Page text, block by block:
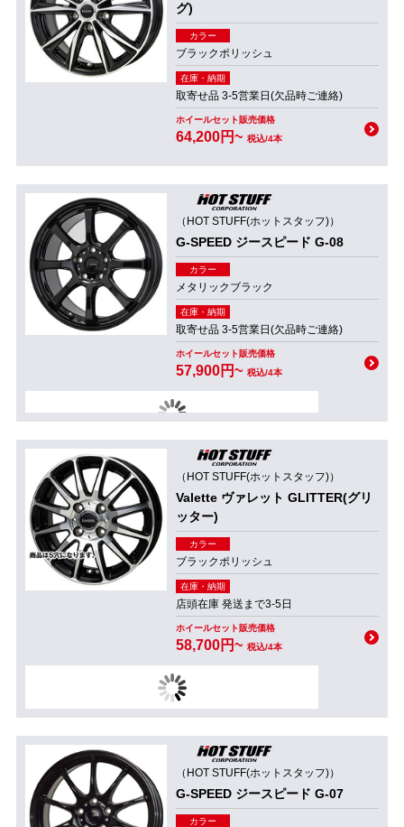
グ)
カラー
ブラックポリッシュ
在庫・納期
取寄せ品 3-5営業日(欠品時ご連絡)
ホイールセット販売価格
64,200円~ 税込/4本
（HOT STUFF(ホットスタッフ)）
G-SPEED ジースピード G-08
カラー
メタリックブラック
在庫・納期
取寄せ品 3-5営業日(欠品時ご連絡)
ホイールセット販売価格
57,900円~ 税込/4本
（HOT STUFF(ホットスタッフ)）
Valette ヴァレット GLITTER(グリ
ッター)
カラー
ブラックポリッシュ
在庫・納期
店頭在庫 発送まで3-5日
ホイールセット販売価格
58,700円~ 税込/4本
（HOT STUFF(ホットスタッフ)）
G-SPEED ジースピード G-07
カラー